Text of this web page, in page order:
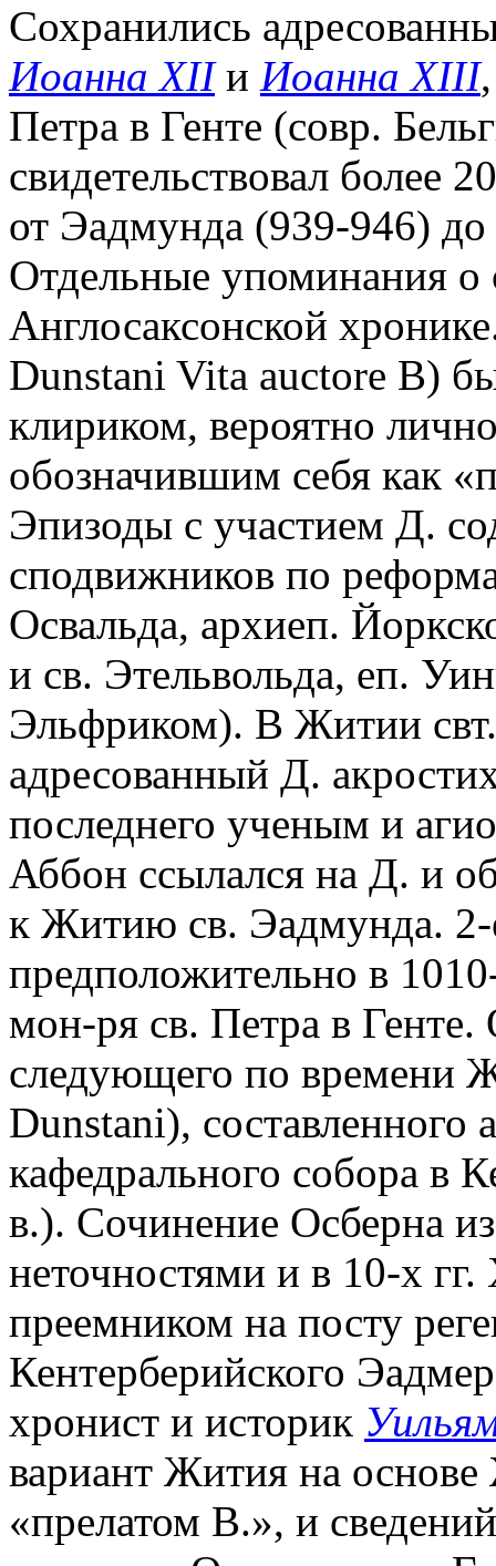
Сохранились
Иоанна XIIи Иоанна XIII
Петра в Генте (совр.
свидетельствовал более
от Эадмунда (939-946)
Отдельные упоминания о
Англосаксонской
Dunstani Vita auctore B)
клириком, вероятно
обозначившим себя как
Эпизоды с участием Д.
сподвижников по
Освальда, архиеп.
и св. Этельвольда, еп.
Эльфриком). В Житии
адресованный Д.
последнего ученым и
Аббон ссылался на Д. и
к Житию св. Эадмунда.
предположительно в
мон-ря св. Петра в
следующего по времени
Dunstani), составленного
кафедрального собора в
в.). Сочинение Осберна
неточностями и в 10-х
преемником на посту
Кентерберийского
хронист и историк
вариант Жития на основе
«прелатом В.», и